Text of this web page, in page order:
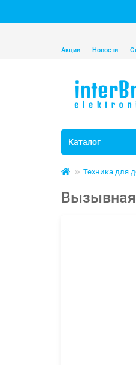
Акции Новости
Каталог
Техника для
Вызывная